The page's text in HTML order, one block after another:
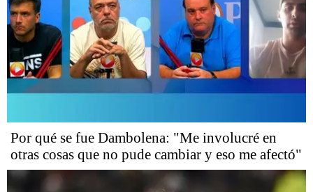
Por qué se fue Dambolena: "Me involucré en
otras cosas que no pude cambiar y eso me afectó"